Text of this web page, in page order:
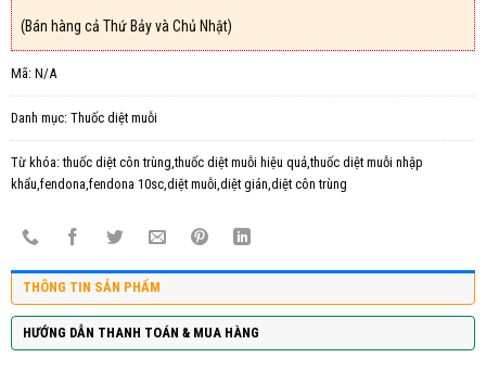
(Bán hàng cả Thứ Bảy và Chủ Nhật)
Mã: N/A
Danh mục: Thuốc diệt muỗi
Từ khóa:thuốc diệt côn trùng,thuốc diệt muỗi hiệu quả,thuốc diệt muỗi nhập
khẩu,fendona,fendona 10sc,diệt muỗi,diệt gián,diệt côn trùng
THÔNG TIN SẢN PHẨM
HƯỚNG DẪN THANH TOÁN & MUA HÀNG